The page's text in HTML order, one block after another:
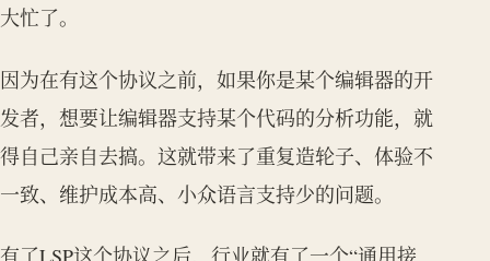
大忙了。
因为在有这个协议之前，如果你是某个编辑器的开
发者，想要让编辑器支持某个代码的分析功能，就
得自己亲自去搞。这就带来了重复造轮子、体验不
一致、维护成本高、小众语言支持少的问题。